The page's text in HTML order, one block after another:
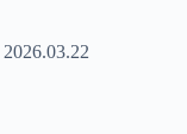
2026.03.22